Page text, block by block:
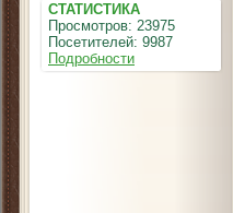
СТАТИСТИКА
Просмотров: 23975
Посетителей: 9987
Подробности